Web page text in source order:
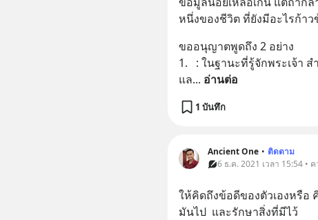
หนึ่งของชีวิต ที่ยังมีอะไรก้า
ขออนุญาตพูดถึง 2 อย่าง
1.   : ในฐานะที่รู้จักพระเจ้า
แล... อ่านต่อ
1 บันทึก
Ancient One • ติดตาม
6 ธ.ค. 2021 เวลา 15:54 •
ให้คิดถึงข้อดีของตัวเองหรือ
มันไป  และรักษาสิ่งที่มีไว้